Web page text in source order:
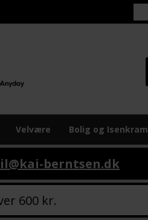
Velvære Bolig og Isenkram
berntsen.dk
600 kr.